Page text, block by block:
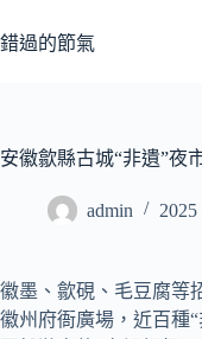
至
容
錯過的節氣
安徽歙縣古城“非遺”夜
admin
徽墨、歙硯、毛豆腐
徽州府衙廣場，近百種“